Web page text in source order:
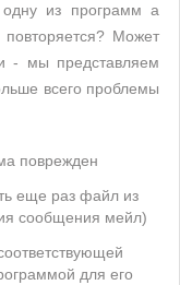
из программ а
Может
- мы представляем
всего проблемы
поврежден
еще раз файл из
сообщения мейл)
для его